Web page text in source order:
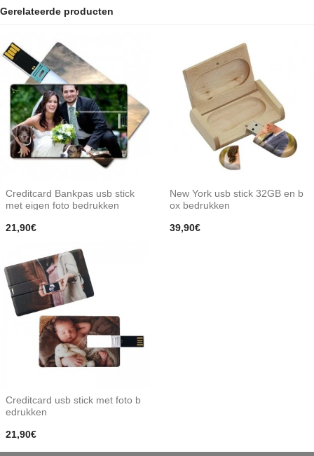
Gerelateerde producten
Creditcard Bankpas usb stick
met eigen foto bedrukken
21,90€
New York usb stick 32GB en b
ox bedrukken
39,90€
Creditcard usb stick met foto b
edrukken
21,90€